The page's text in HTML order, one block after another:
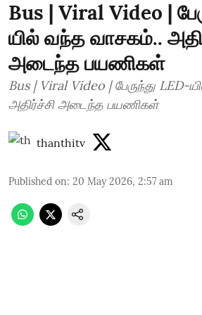
Bus | Viral Video |
யில் வந்த வாசகம்..
அடைந்த பயணிகள்
Bus | Viral Video | பேருந்து LED-
அதிர்ச்சி அடைந்த பயணிகள்
thanthitv
Published on: 20 May 2026, 2:57 am